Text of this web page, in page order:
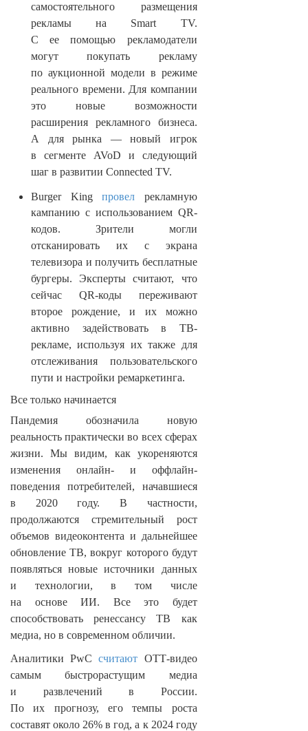
самостоятельного размещения
рекламы на Smart TV.
С ее помощью рекламодатели
могут покупать рекламу
по аукционной модели в режиме
реального времени. Для компании
это новые возможности
расширения рекламного бизнеса.
А для рынка — новый игрок
в сегменте AVoD и следующий
шаг в развитии Connected TV.
Burger Kingпровел рекламную
кампанию с использованием QR-
кодов. Зрители могли
отсканировать их с экрана
телевизора и получить бесплатные
бургеры. Эксперты считают, что
сейчас QR-коды переживают
второе рождение, и их можно
активно задействовать в ТВ-
рекламе, используя их также для
отслеживания пользовательского
пути и настройки ремаркетинга.
Все только начинается
Пандемия обозначила новую
реальность практически во всех сферах
жизни. Мы видим, как укореняются
изменения онлайн- и оффлайн-
поведения потребителей, начавшиеся
в 2020 году. В частности,
продолжаются стремительный рост
объемов видеоконтента и дальнейшее
обновление ТВ, вокруг которого будут
появляться новые источники данных
и технологии, в том числе
на основе ИИ. Все это будет
способствовать ренессансу ТВ как
медиа, но в современном обличии.
Аналитики PwCсчитают ОТТ-видео
самым быстрорастущим медиа
и развлечений в России.
По их прогнозу, его темпы роста
составят около 26% в год, а к 2024 году